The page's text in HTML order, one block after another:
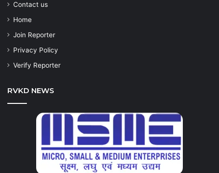
Contact us
Home
Join Reporter
Privacy Policy
Verify Reporter
RVKD NEWS